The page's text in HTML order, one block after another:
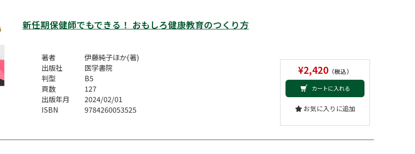
新任期保健師でもできる！ おもしろ健康教育のつくり方
著者
伊藤純子ほか(著)
出版社
医学書院
判型
B5
頁数
127
出版年月
2024/02/01
ISBN
9784260053525
¥2,420（税込）
カートに入れる
お気に入りに追加